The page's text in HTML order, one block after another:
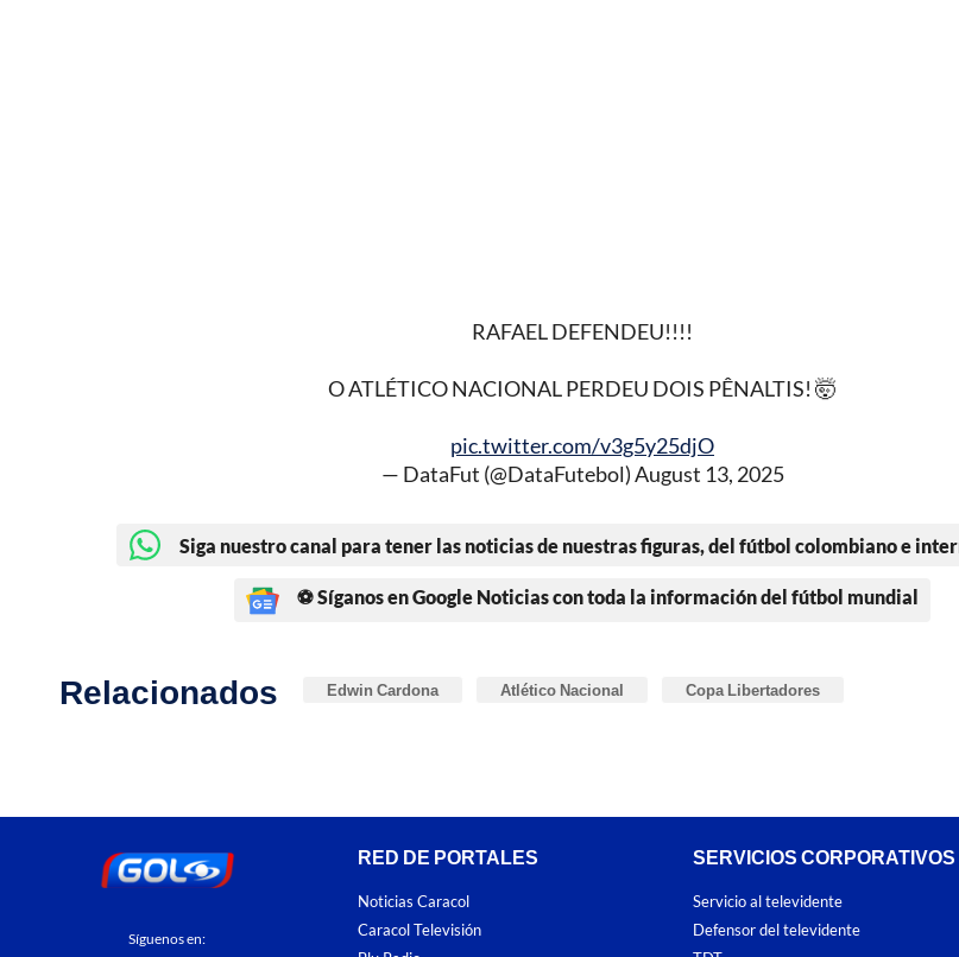
RAFAEL DEFENDEU!!!!
O ATLÉTICO NACIONAL PERDEU DOIS PÊNALTIS! 🤯
pic.twitter.com/v3g5y25djO
— DataFut (@DataFutebol)August 13, 2025
Siga nuestro canal para tener las noticias de nuestras figuras, del fútbol colombiano e
⚽ Síganos en Google Noticias con toda la información del fútbol mundial
Relacionados Edwin Cardona Atlético Nacional Copa Libertadores
Síguenos en:
RED DE PORTALES
Noticias Caracol
Caracol Televisión
SERVICIOS CORPORATIVOS
Servicio al televidente
Defensor del televidente